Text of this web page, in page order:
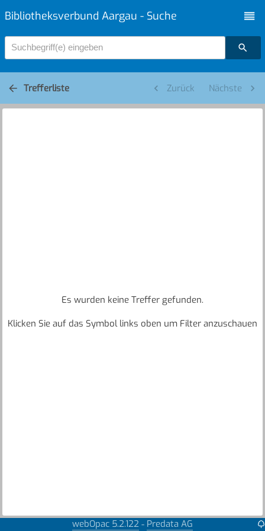
Bibliotheksverbund Aargau - Suche
Suchbegriff(e) eingeben
Trefferliste Zurück Nächste
Es wurden keine Treffer gefunden.
Klicken Sie auf das Symbol links oben um Filter anzuschauen
webOpac 5.2.122 - Predata AG